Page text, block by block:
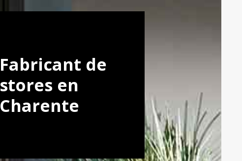
Fabricant de
stores en
Charente